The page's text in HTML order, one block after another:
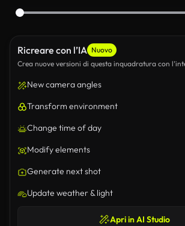
Ricreare con l’IA Nuovo
Crea nuove versioni di questa inquadratura con
New camera angles
Transform environment
Change time of day
Modify elements
Generate next shot
Update weather & light
Apri in AI Studio